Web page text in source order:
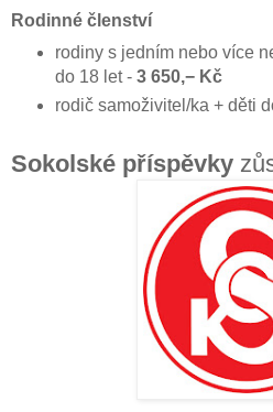
Rodinné členství
rodiny s jedním nebo více
do 18 let - 3 650,− Kč
rodič samoživitel/ka + děti
Sokolské příspěvky